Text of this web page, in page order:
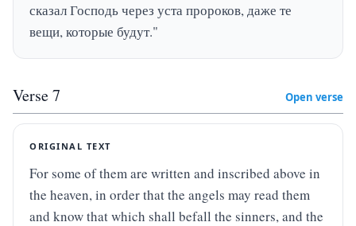
сказал Господь через уста пророков, даже те
вещи, которые будут."
Verse7 Open verse
ORIGINAL TEXT
For some of them are written and inscribed above in
the heaven, in order that the angels may read them
and know that which shall befall the sinners, and the